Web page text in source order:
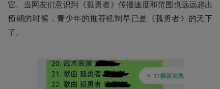
它。当网友们意识到《孤勇者》传播速度和范围也远远超出
预期的时候，青少年的推荐机制早已是《孤勇者》的天下
了。